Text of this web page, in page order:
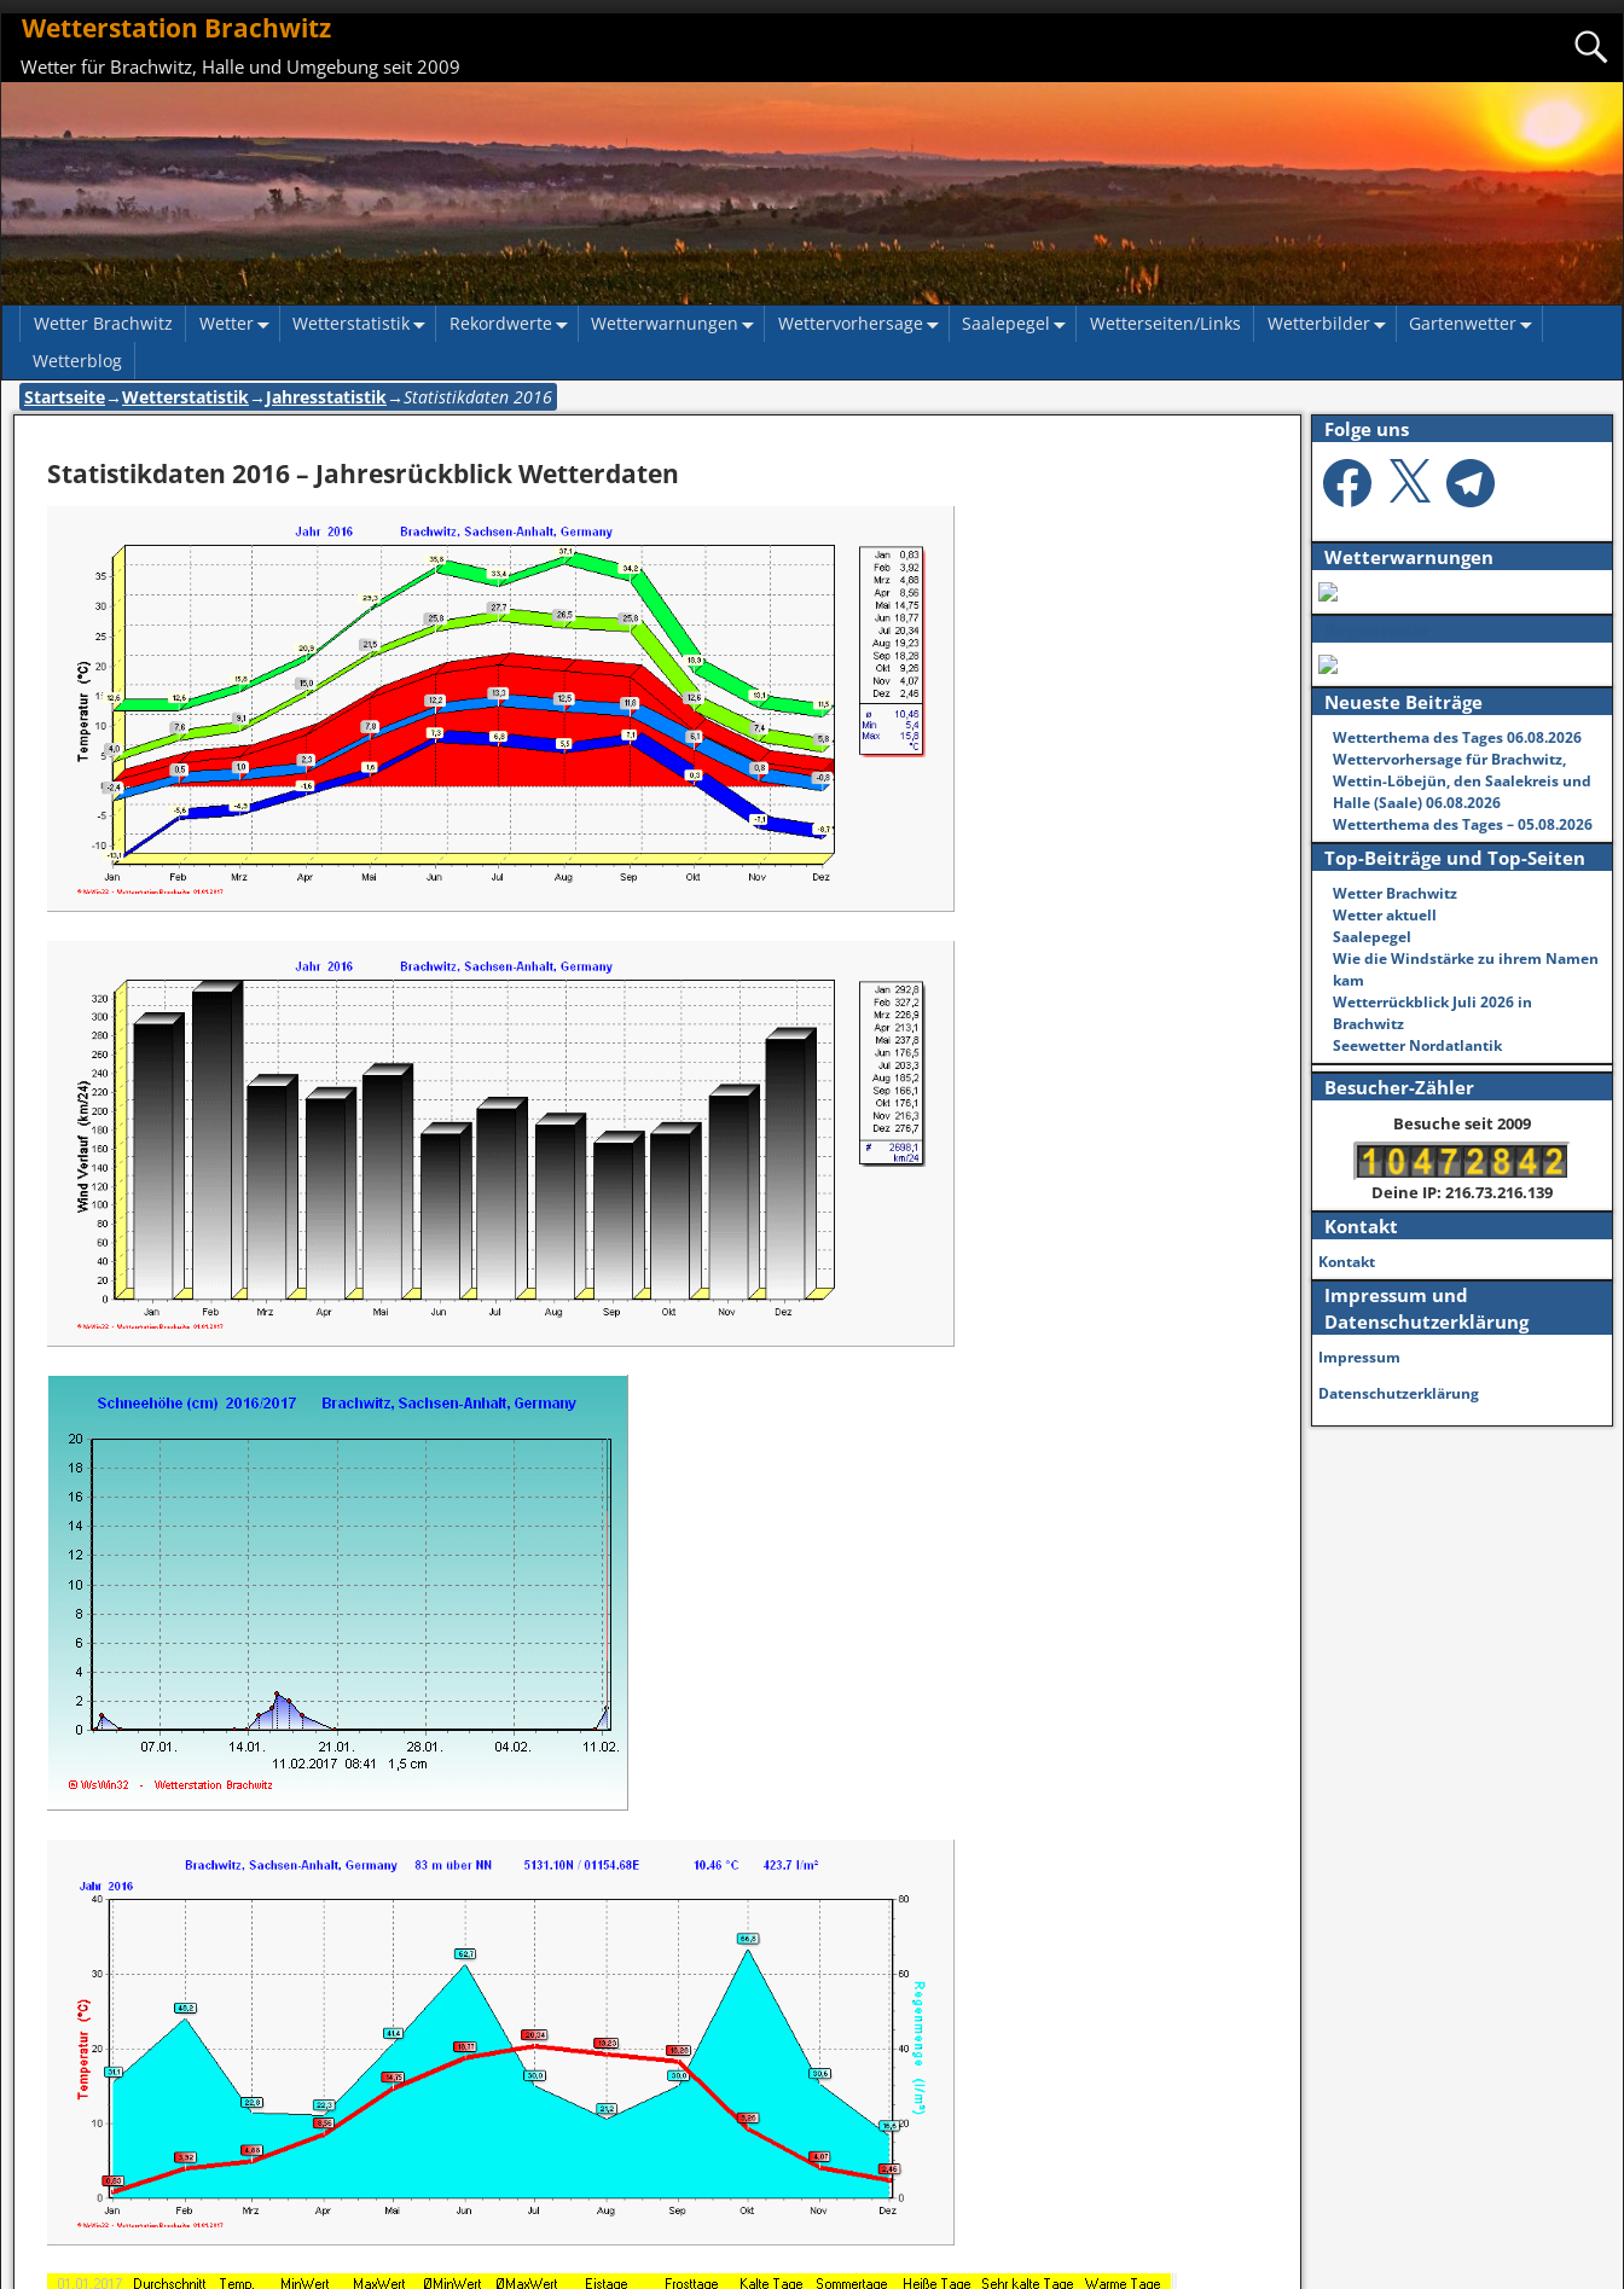
Wetterstation Brachwitz
Wetter für Brachwitz, Halle und Umgebung seit 2009
Wetter Brachwitz Wetter Wetterstatistik Rekordwerte Wetterwarnungen Wettervorhersage Saalepegel Wetterseiten/Links Wetterbilder
Gartenwetter
Wetterblog
Startseite→Wetterstatistik→ Jahresstatistik→Statistikdaten 2016
Statistikdaten 2016 – Jahresrückblick Wetterdaten
Folge uns
Wetterwarnungen
Neueste Beiträge
Wetterthema des Tages 06.08.2026
Wettervorhersage für Brachwitz,
Wettin-Löbejün, den Saalekreis und
Halle (Saale) 06.08.2026
Wetterthema des Tages – 05.08.2026
Top-Beiträge und Top-Seiten
Wetter Brachwitz
Wetter aktuell
Saalepegel
Wie die Windstärke zu ihrem Namen
kam
Wetterrückblick Juli 2026 in
Brachwitz
Seewetter Nordatlantik
Besucher-Zähler
Besuche seit 2009
Deine IP: 216.73.216.139
Kontakt
Kontakt
Impressum und
Datenschutzerklärung
Impressum
Datenschutzerklärung